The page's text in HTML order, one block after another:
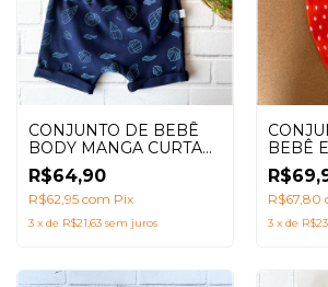
CONJUNTO DE BEBÊ
BODY MANGA CURTA
FOCA VERDE E AZUL
MARINHO
R$64,90
R$62,95 com Pix
3 x de R$21,63 sem juros
BEBÊ
R$67,80
3 x de